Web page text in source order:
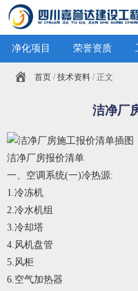
净化项目 荣誉资质
首页 /技术资料 / 正文
洁净厂
洁净厂房报价清单
一、空调系统(一)冷热源:
1.冷冻机
2.冷水机组
3.冷却塔
4.风机盘管
5.风柜
6.空气加热器